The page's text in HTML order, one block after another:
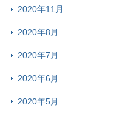
2020年11月
2020年8月
2020年7月
2020年6月
2020年5月